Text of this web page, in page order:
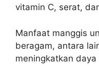
vitamin C, serat,
Manfaat manggis
beragam, antara
meningkatkan